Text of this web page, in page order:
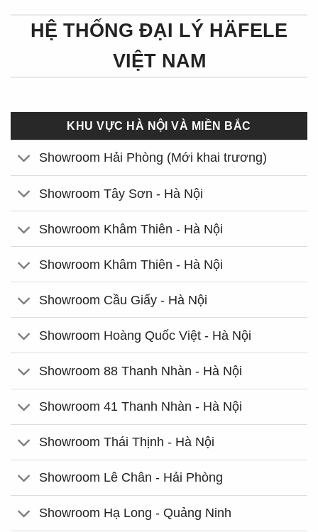
HỆ THỐNG ĐẠI LÝ HÄFELE
VIỆT NAM
KHU VỰC HÀ NỘI VÀ MIỀN BẮC
Showroom Hải Phòng (Mới khai trương)
Showroom Tây Sơn - Hà Nội
Showroom Khâm Thiên - Hà Nội
Showroom Khâm Thiên - Hà Nội
Showroom Cầu Giấy - Hà Nội
Showroom Hoàng Quốc Việt - Hà Nội
Showroom 88 Thanh Nhàn - Hà Nội
Showroom 41 Thanh Nhàn - Hà Nội
Showroom Thái Thịnh - Hà Nội
Showroom Lê Chân - Hải Phòng
Showroom Hạ Long - Quảng Ninh